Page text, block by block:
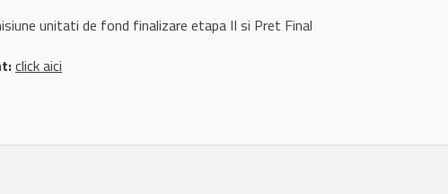
unitati de fond finalizare etapa II si Pret Final
click aici